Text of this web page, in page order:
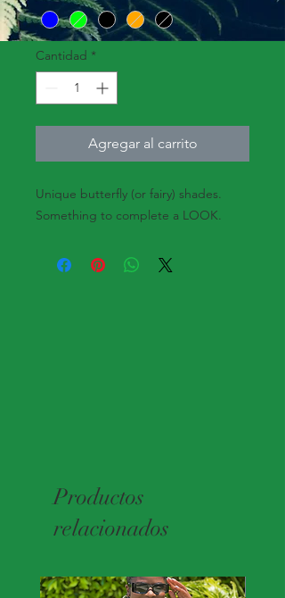
Cantidad *
Agregar al carrito
Unique butterfly (or fairy) shades.
Something to complete a LOOK.
Productos
relacionados